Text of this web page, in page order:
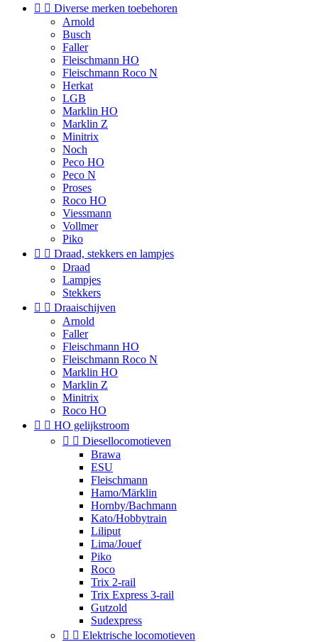
  Diverse merken toebehoren
Arnold
Busch
Faller
Fleischmann HO
Fleischmann Roco N
Herkat
LGB
Marklin HO
Marklin Z
Minitrix
Noch
Peco HO
Peco N
Proses
Roco HO
Viessmann
Vollmer
Piko
  Draad, stekkers en lampjes
Draad
Lampjes
Stekkers
  Draaischijven
Arnold
Faller
Fleischmann HO
Fleischmann Roco N
Marklin HO
Marklin Z
Minitrix
Roco HO
  HO gelijkstroom
  Diesellocomotieven
Brawa
ESU
Fleischmann
Hamo/Märklin
Hornby/Bachmann
Kato/Hobbytrain
Liliput
Lima/Jouef
Piko
Roco
Trix 2-rail
Trix Express 3-rail
Gutzold
Sudexpress
  Elektrische locomotieven